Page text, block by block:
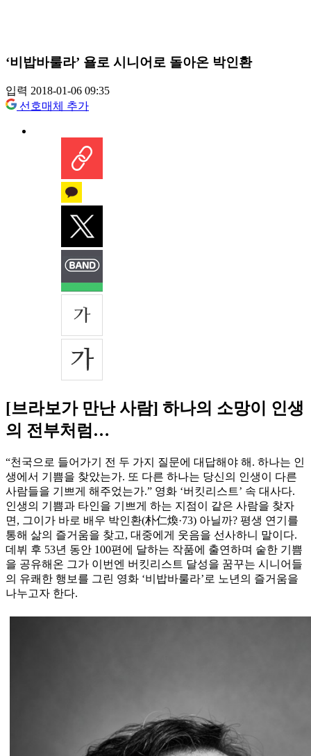
‘비밥바룰라’ 욜로 시니어로 돌아온 박인환
입력 2018-01-06 09:35
선호매체 추가
[브라보가 만난 사람] 하나의 소망이 인생
의 전부처럼…
“천국으로 들어가기 전 두 가지 질문에 대답해야 해. 하나는 인
생에서 기쁨을 찾았는가. 또 다른 하나는 당신의 인생이 다른
사람들을 기쁘게 해주었는가.” 영화 ‘버킷리스트’ 속 대사다.
인생의 기쁨과 타인을 기쁘게 하는 지점이 같은 사람을 찾자
면, 그이가 바로 배우 박인환(朴仁煥·73) 아닐까? 평생 연기를
통해 삶의 즐거움을 찾고, 대중에게 웃음을 선사하니 말이다.
데뷔 후 53년 동안 100편에 달하는 작품에 출연하며 숱한 기쁨
을 공유해온 그가 이번엔 버킷리스트 달성을 꿈꾸는 시니어들
의 유쾌한 행보를 그린 영화 ‘비밥바룰라’로 노년의 즐거움을
나누고자 한다.